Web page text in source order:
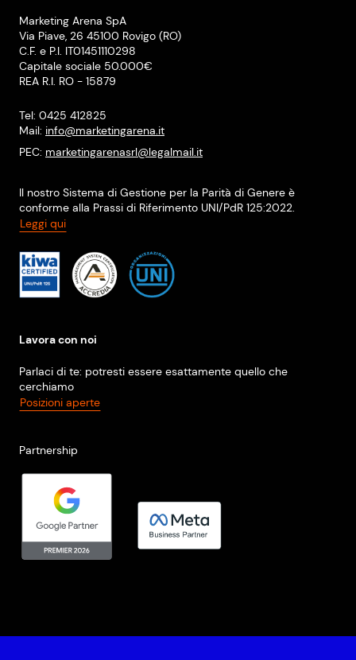
Marketing Arena SpA
Via Piave, 26 45100 Rovigo (RO)
C.F. e P.I. IT01451110298
Capitale sociale 50.000€
REA R.I. RO - 15879
Tel: 0425 412825
Mail: info@marketingarena.it
PEC: marketingarenasrl@legalmail.it
Il nostro Sistema di Gestione per la Parità di Genere è
conforme alla Prassi di Riferimento UNI/PdR 125:2022.
Leggi qui
Lavora con noi
Parlaci di te: potresti essere esattamente quello che
cerchiamo
Posizioni aperte
Partnership